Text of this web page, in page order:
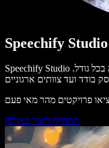
Speechify Studio הופך את עבודת צוותי הקריאייטיב לפשוטה בכל גודל.
התחילו ליצור באולפן